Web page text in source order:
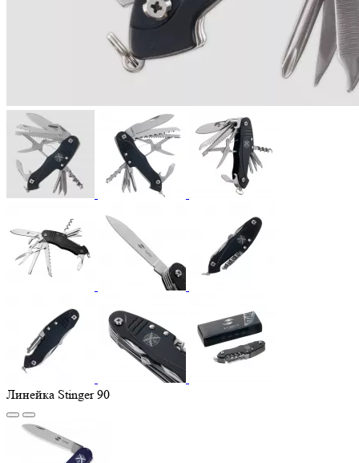
Линейка Stinger 90